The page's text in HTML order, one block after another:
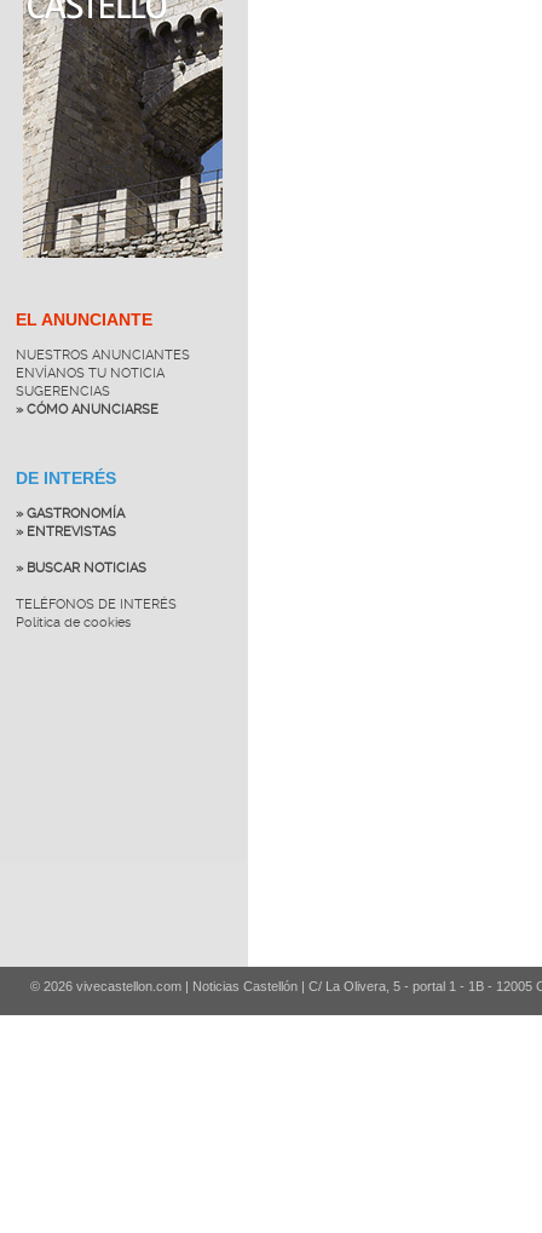
EL ANUNCIANTE
NUESTROS ANUNCIANTES
ENVÍANOS TU NOTICIA
SUGERENCIAS
» CÓMO ANUNCIARSE
DE INTERÉS
» GASTRONOMÍA
» ENTREVISTAS
» BUSCAR NOTICIAS
TELÉFONOS DE INTERÉS
Política de cookies
© 2026 vivecastellon.com | Noticias Castellón | C/ La Olivera, 5 - portal 1 - 1B - 12005